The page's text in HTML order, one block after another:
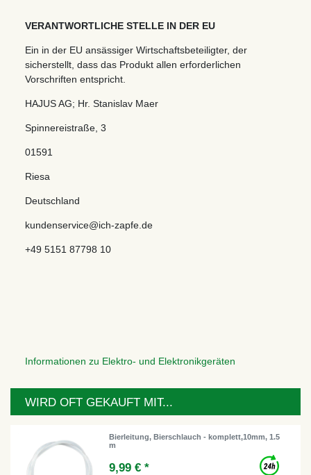
VERANTWORTLICHE STELLE IN DER EU
Ein in der EU ansässiger Wirtschaftsbeteiligter, der
sicherstellt, dass das Produkt allen erforderlichen
Vorschriften entspricht.
HAJUS AG; Hr. Stanislav Maer
Spinnereistraße 3
01591
Riesa
Deutschland
kundenservice@ich-zapfe.de
+49 5151 87798 10
Informationen zu Elektro- und Elektronikgeräten
WIRD OFT GEKAUFT MIT...
Bierleitung, Bierschlauch - komplett,10mm, 1.5
m
9,99 € *